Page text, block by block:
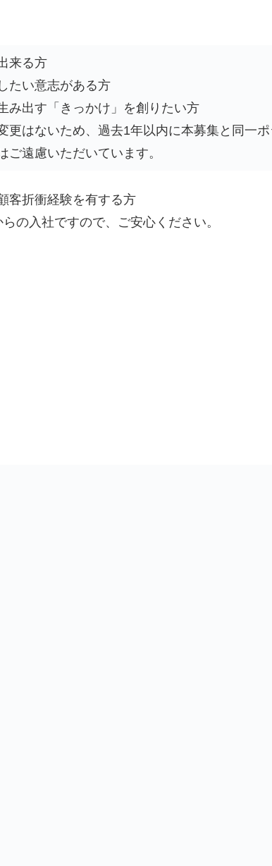
来る方
たい意志がある方
み出す「きっかけ」を創りたい方
はないため、過去1年以内に本募集と同一
ご遠慮いただいています。
客折衝経験を有する方
の入社ですので、ご安心ください。